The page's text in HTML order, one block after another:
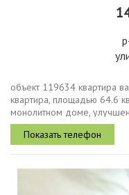
объект 119634 квартира
квартира, площадью 64.6
монолитном доме,
потолка
грузопассажирских...